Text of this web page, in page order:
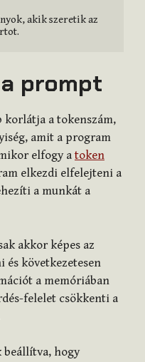
akik szeretik az
prompt
korlátja a tokenszám,
amit a program
elfogy a token
elkezdi elfelejteni a
a munkát a
akkor képes az
és következetesen
a memóriában
felelet csökkenti a
beállítva, hogy